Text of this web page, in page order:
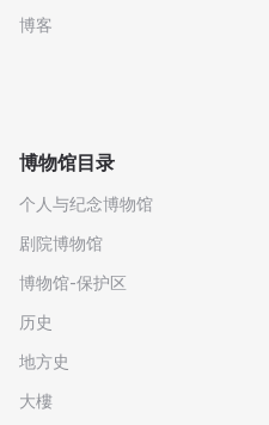
博客
博物馆目录
个人与纪念博物馆
剧院博物馆
博物馆-保护区
历史
地方史
大樓